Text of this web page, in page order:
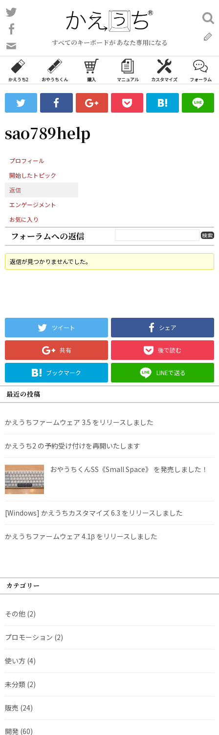
コ
ン
ン
ツ
ス
ッ
すべてのキーボードが あなた専用になる
い
合
わ
フ
ォ
ム
検
索:
かえうち2 おやうちくん 購入 マニュアル カスタマイズ フォーラム
sao789help
プロフィール
開始したトピック
返信
エンゲージメント
お気に入り
フォーラムへの返信
返信が見つかりませんでした。
ツイート シェア
共有 後で読む
ブックマーク LINEで送る
最近の投稿
かえうちファームウェア 3.5 をリリースしました
かえうち2 の予約受け付けを再開いたします
おやうちくんSS《Small Space》 を発売しました！
[Windows] かえうちカスタマイズ 6.3 をリリースしました
かえうちファームウェア 4.1β をリリースしました
カテゴリー
その他 (2)
プロモーション (2)
使い方 (4)
未分類 (2)
販売 (24)
開発 (60)